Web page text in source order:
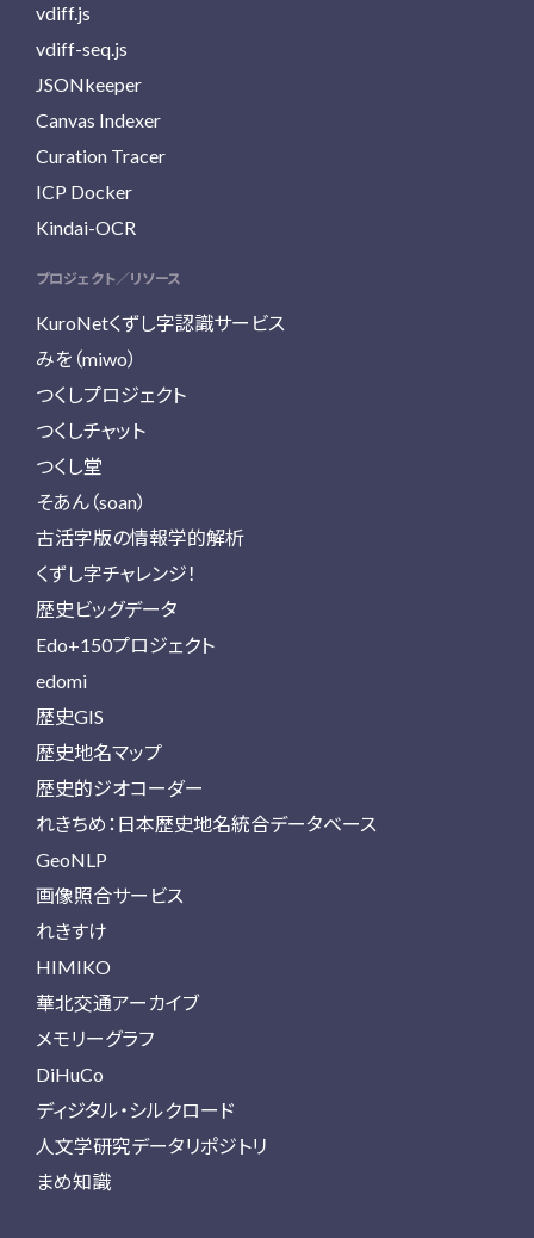
vdiff.js
vdiff-seq.js
JSONkeeper
Canvas Indexer
Curation Tracer
ICP Docker
Kindai-OCR
プロジェクト／リソース
KuroNetくずし字認識サービス
みを（miwo）
つくしプロジェクト
つくしチャット
つくし堂
そあん（soan）
古活字版の情報学的解析
くずし字チャレンジ！
歴史ビッグデータ
Edo+150プロジェクト
edomi
歴史GIS
歴史地名マップ
歴史的ジオコーダー
れきちめ：日本歴史地名統合データベース
GeoNLP
画像照合サービス
れきすけ
HIMIKO
華北交通アーカイブ
メモリーグラフ
DiHuCo
ディジタル・シルクロード
人文学研究データリポジトリ
まめ知識